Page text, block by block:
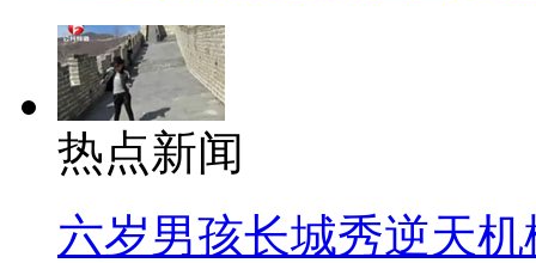
热点新闻
六岁男孩长城秀逆天机